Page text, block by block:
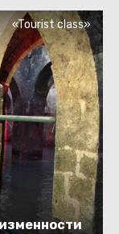
«Tourist class»